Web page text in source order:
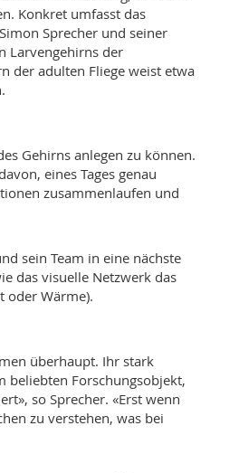
Konkret umfasst das
Sprecher und seiner
Larvengehirns der
der adulten Fliege weist etwa
Gehirns anlegen zu können.
eines Tages genau
zusammenlaufen und
sein Team in eine nächste
das visuelle Netzwerk das
oder Wärme).
überhaupt. Ihr stark
beliebten Forschungsobjekt,
so Sprecher. «Erst wenn
zu verstehen, was bei